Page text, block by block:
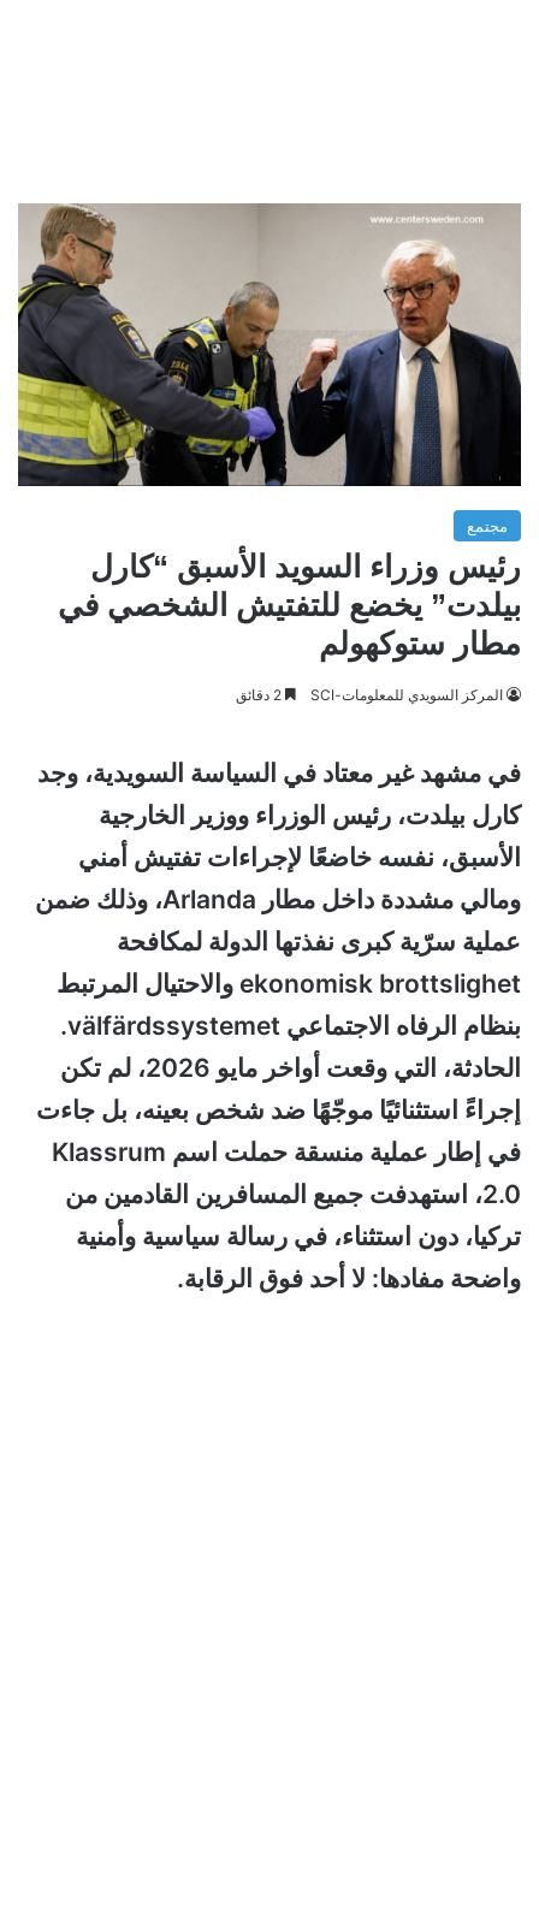
مجتمع
رئيس وزراء السويد الأسبق “كارل
بيلدت” يخضع للتفتيش الشخصي في
مطار ستوكهولم
المركز السويدي للمعلومات-SCI
في مشهد غير معتاد في السياسة السويدية، وجد
كارل بيلدت، رئيس الوزراء ووزير الخارجية
الأسبق، نفسه خاضعًا لإجراءات تفتيش أمني
ومالي مشددة داخل مطار Arlanda، وذلك ضمن
عملية سرّية كبرى نفذتها الدولة لمكافحة
ekonomisk brottslighet والاحتيال المرتبط
بنظام الرفاه الاجتماعي välfärdssystemet.
الحادثة، التي وقعت أواخر مايو 2026، لم تكن
إجراءً استثنائيًا موجّهًا ضد شخص بعينه، بل جاءت
في إطار عملية منسقة حملت اسم Klassrum
2.0، استهدفت جميع المسافرين القادمين من
تركيا، دون استثناء، في رسالة سياسية وأمنية
واضحة مفادها: لا أحد فوق الرقابة.